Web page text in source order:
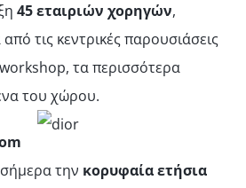
45 εταιριών χορηγών,
τις κεντρικές παρουσιάσεις
τα περισσότερα
του χώρου.
την κορυφαία ετήσια